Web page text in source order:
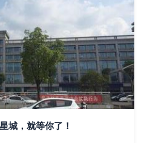
城，就等你了！